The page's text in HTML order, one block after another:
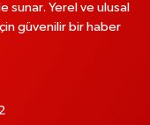
sunar. Yerel ve ulusal
güvenilir bir haber